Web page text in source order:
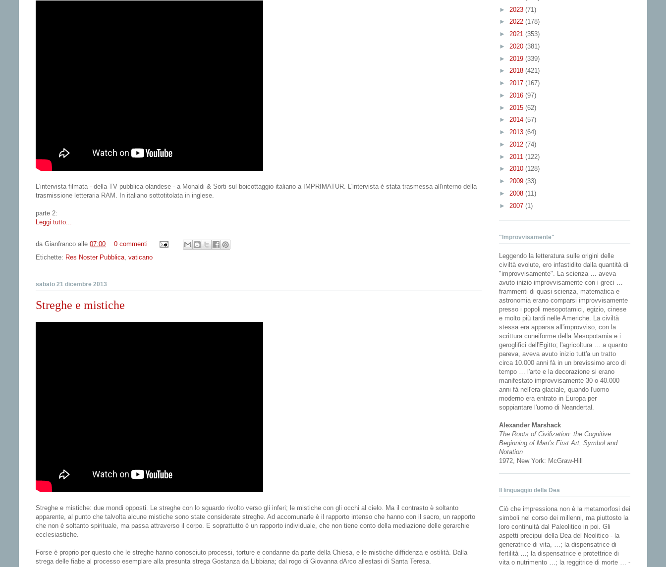
L'intervista filmata - della TV pubblica olandese - a Monaldi & Sorti sul boicottaggio italiano a IMPRIMATUR. L'intervista è stata trasmessa all'interno della
trasmissione letteraria RAM. In italiano sottotitolata in inglese.
parte 2:
Leggi tutto...
da Gianfranco alle 07:00
0 commenti
Etichette: Res Noster Pubblica, vaticano
sabato 21 dicembre 2013
Streghe e mistiche
Streghe e mistiche: due mondi opposti. Le streghe con lo sguardo rivolto verso gli inferi; le mistiche con gli occhi al cielo. Ma il contrasto è soltanto
apparente, al punto che talvolta alcune mistiche sono state considerate streghe. Ad accomunarle è il rapporto intenso che hanno con il sacro, un rapporto
che non è soltanto spirituale, ma passa attraverso il corpo. E soprattutto è un rapporto individuale, che non tiene conto della mediazione delle gerarchie
ecclesiastiche.
Forse è proprio per questo che le streghe hanno conosciuto processi, torture e condanne da parte della Chiesa, e le mistiche diffidenza e ostilità. Dalla
strega delle fiabe al processo esemplare alla presunta strega Gostanza da Libbiana; dal rogo di Giovanna dArco allestasi di Santa Teresa.
► 2023 (71)
► 2022 (178)
► 2021 (353)
► 2020 (381)
► 2019 (339)
► 2018 (421)
► 2017 (167)
► 2016 (97)
► 2015 (62)
► 2014 (57)
► 2013 (64)
► 2012 (74)
► 2011 (122)
► 2010 (128)
► 2009 (33)
► 2008 (11)
► 2007 (1)
"Improvvisamente"
Leggendo la letteratura sulle origini delle
civiltà evolute, ero infastidito dalla quantità di
"improvvisamente". La scienza … aveva
avuto inizio improvvisamente con i greci …
frammenti di quasi scienza, matematica e
astronomia erano comparsi improvvisamente
presso i popoli mesopotamici, egizio, cinese
e molto più tardi nelle Americhe. La civiltà
stessa era apparsa all'improvviso, con la
scrittura cuneiforme della Mesopotamia e i
geroglifici dell'Egitto; l'agricoltura … a quanto
pareva, aveva avuto inizio tutt'a un tratto
circa 10.000 anni fà in un brevissimo arco di
tempo … l'arte e la decorazione si erano
manifestato improvvisamente 30 o 40.000
anni fà nell'era glaciale, quando l'uomo
moderno era entrato in Europa per
soppiantare l'uomo di Neandertal.
Alexander Marshack
The Roots of Civilization: the Cognitive
Beginning of Man’s First Art, Symbol and
Notation
1972, New York: McGraw-Hill
Il linguaggio della Dea
Ciò che impressiona non è la metamorfosi dei
simboli nel corso dei millenni, ma piuttosto la
loro continuità dal Paleolitico in poi. Gli
aspetti precipui della Dea del Neolitico - la
generatrice di vita, …; la dispensatrice di
fertilità …; la dispensatrice e protettrice di
vita o nutrimento …; la reggitrice di morte … -